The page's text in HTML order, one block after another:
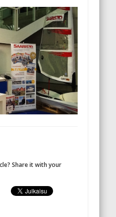
Share it with your